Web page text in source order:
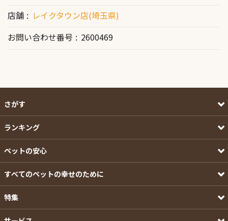
店舗
レイクタウン店(埼玉県)
お問い合わせ番号
2600469
さがす
ランキング
ペットの安心
すべてのペットの幸せのために
特集